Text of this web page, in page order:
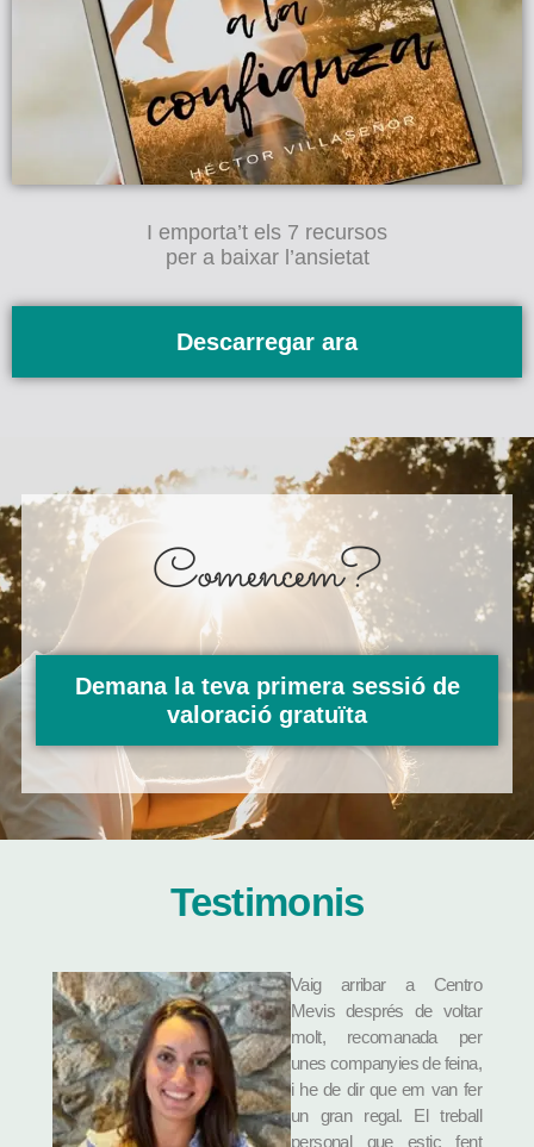
I emporta’t els 7 recursos
per a baixar l’ansietat
Descarregar ara
Comencem?
Demana la teva primera sessió de
valoració gratuïta
Testimonis
Vaig arribar a Centro
Mevis després de voltar
molt, recomanada per
unes companyies de feina,
i he de dir que em van fer
un gran regal. El treball
personal que estic fent